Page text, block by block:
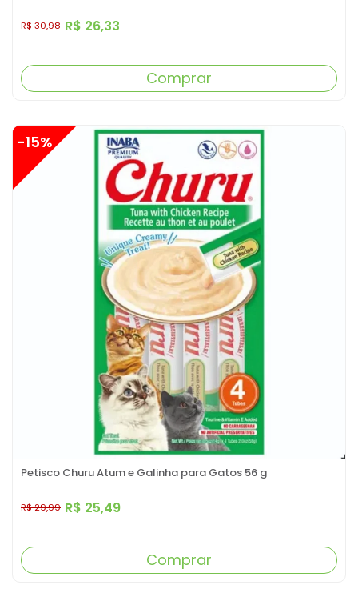
R$ 26,33
R$ 30,98
Comprar
Petisco Churu Atum e Galinha para Gatos 56 g
R$ 25,49
R$ 29,99
-15%
Comprar